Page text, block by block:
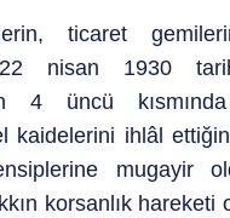
ticaret
22 nisan 1930
4 üncü
kaidelerini ihlâl
mugayir
korsanlık hareketi